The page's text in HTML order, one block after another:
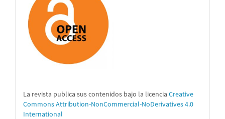
La revista publica sus contenidos bajo la licencia Creative
Commons Attribution-NonCommercial-NoDerivatives 4.0
International